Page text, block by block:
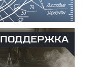
ПОДДЕРЖКА